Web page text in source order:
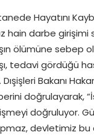
Hayatını
hain darbe girişimi
ölümüne sebep
tedavi gördüğü
Bakanı
doğrulayarak,
doğruluyor.
devletimiz bu